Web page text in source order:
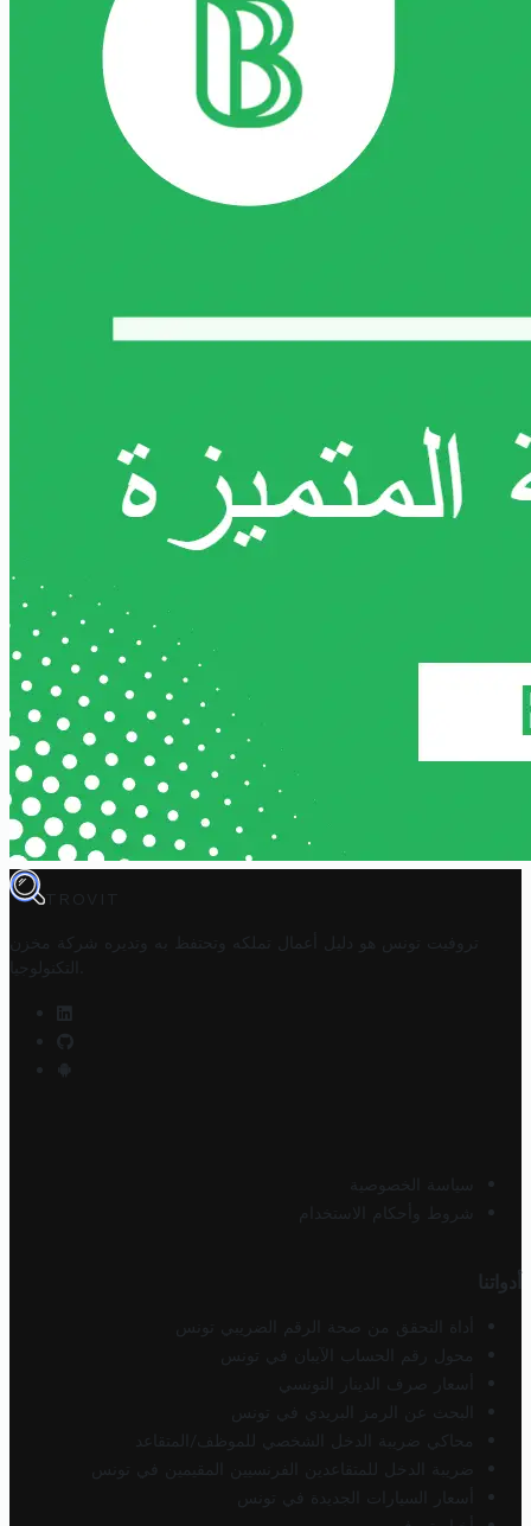
TROVIT
تروفيت تونس هو دليل أعمال تملكه وتحتفظ به وتديره
شركة مخزن
التكنولوجيا
سياسة الخصوصية
شروط وأحكام الاستخدام
أدواتنا
أداة التحقق من صحة الرقم الضريبي تونس
محول رقم الحساب الآيبان في تونس
أسعار صرف الدينار التونسي
البحث عن الرمز البريدي في تونس
محاكي ضريبة الدخل الشخصي للموظف/المتقاعد
ضريبة الدخل للمتقاعدين الفرنسيين المقيمين في تونس
أسعار السيارات الجديدة في تونس